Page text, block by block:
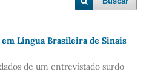
Língua Brasileira de Sinais
de um entrevistado surdo